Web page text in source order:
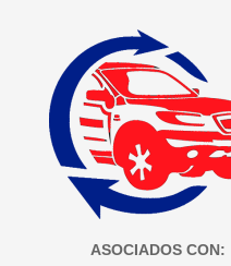
ASOCIADOS CON: